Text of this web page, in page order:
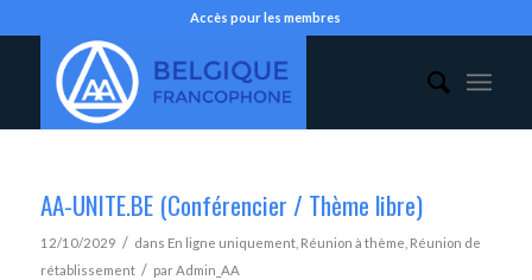
Accès pour les membres
AA-UNITE.BE (Conférencier / Thème libre)
12/10/2029 / dans En ligne uniquement, Réunion à thème Réunion de
rétablissement / parAdmin_AA